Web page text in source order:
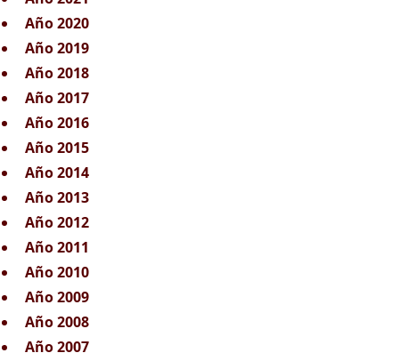
Año 2020
Año 2019
Año 2018
Año 2017
Año 2016
Año 2015
Año 2014
Año 2013
Año 2012
Año 2011
Año 2010
Año 2009
Año 2008
Año 2007